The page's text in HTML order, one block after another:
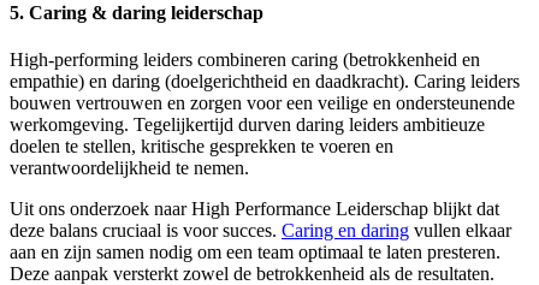
5. Caring & daring leiderschap
High-performing leiders combineren caring (betrokkenheid en
empathie) en daring (doelgerichtheid en daadkracht). Caring leiders
bouwen vertrouwen en zorgen voor een veilige en ondersteunende
werkomgeving. Tegelijkertijd durven daring leiders ambitieuze
doelen te stellen, kritische gesprekken te voeren en
verantwoordelijkheid te nemen.
Uit ons onderzoek naar High Performance Leiderschap blijkt dat
deze balans cruciaal is voor succes. Caring en daring vullen elkaar
aan en zijn samen nodig om een team optimaal te laten presteren.
Deze aanpak versterkt zowel de betrokkenheid als de resultaten.